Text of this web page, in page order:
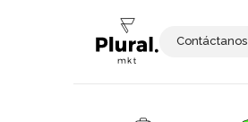
Contáctanos